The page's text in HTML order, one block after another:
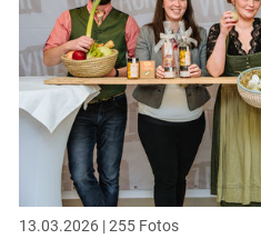
13.03.2026 | 255 Fotos